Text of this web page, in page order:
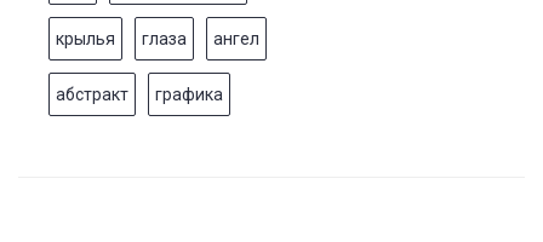
крылья глаза ангел
абстракт графика